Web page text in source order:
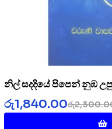
නිල් සදදියේ පිපෙන් නුඹ
රු
රු1,840.00